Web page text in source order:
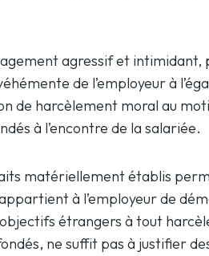
agressif et intimidant,
de l’employeur à
de harcèlement moral au
à l’encontre de la salariée.
matériellement établis
à l’employeur de
étrangers à tout
ne suffit pas à justifier